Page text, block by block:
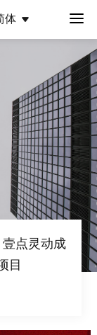
体
壹点灵动成
目